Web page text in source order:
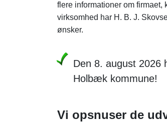
flere informationer om firmaet,
virksomhed har H. B. J.
ønsker.
Den 8. august 2026
Holbæk kommune!
Vi opsnuser de